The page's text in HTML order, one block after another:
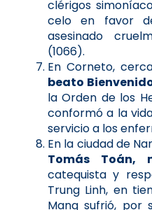
clérigos
celo en favor
asesinado
(1066).
En Corneto,
beato
la Orden de los
conformó a la
servicio a los
En la ciudad de
Tomás Toán,
catequista y
Trung Linh, en
Mang sufrió, por